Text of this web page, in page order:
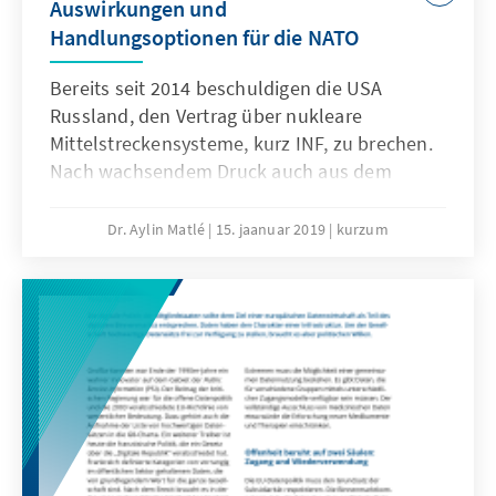
diesen Bedeutungszuwachs
religionspolitischer Handlungsfelder
Staat und Glaubensgemeinschaften als
eigenständiges Politikfeld begreifen.
Auswirkungen und
Handlungsoptionen für die NATO
Bereits seit 2014 beschuldigen die USA
Russland, den Vertrag über nukleare
Mittelstreckensysteme, kurz INF, zu brechen.
Nach wachsendem Druck auch aus dem
angekündigt, sein Land aufgrund der
aus dem Vertrag führen zu wollen. Vor diesem
Hintergrund wird im vorliegenden Papier
analysiert, welche militärpolitischen
Implikationen die russischen
Vertragsverletzungen sowie eine (beidseitige)
Aufkündigung des INF haben könnten.
Außerdem werden Handlungsoptionen
Deutschlands und der Europäer innerhalb der
Dr. Aylin Matlé 15. jaanuar 2019 kurzum